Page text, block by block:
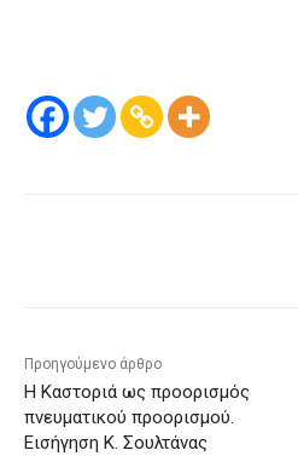
Προηγούμενο άρθρο
Η Καστοριά ως προορισμός
πνευματικού προορισμού.
Εισήγηση Κ. Σουλτάνας